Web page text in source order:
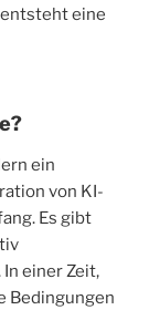
eine
ein
von KI-
Es gibt
einer Zeit,
Bedingungen